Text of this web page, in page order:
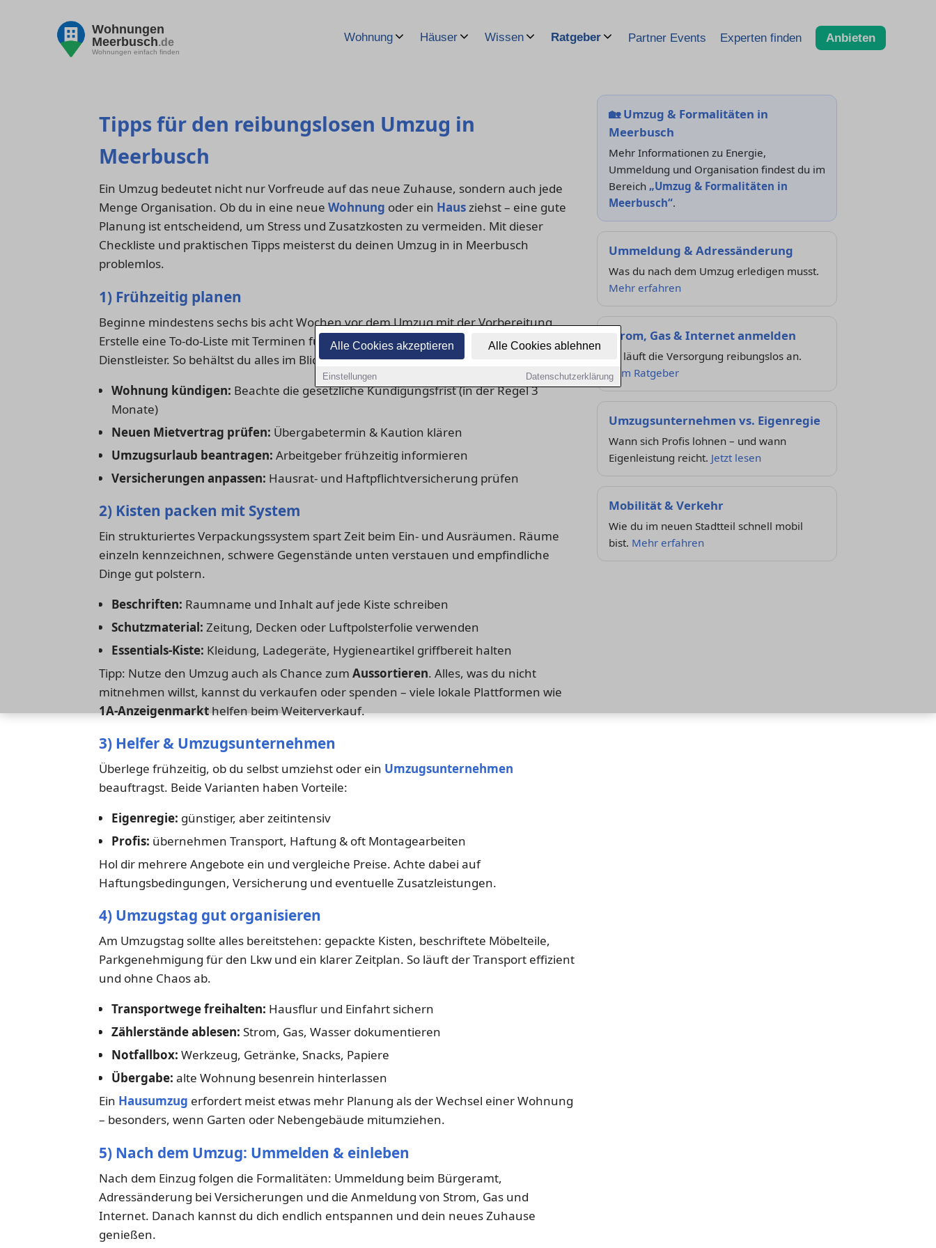
Alle Cookies akzeptieren Alle Cookies ablehnen
Einstellungen Datenschutzerklärung
Wohnungen
Meerbusch.de
Wohnungen einfach finden
Wohnung Häuser Wissen Ratgeber Partner Events Experten finden Anbieten
Tipps für den reibungslosen Umzug in
Meerbusch
Ein Umzug bedeutet nicht nur Vorfreude auf das neue Zuhause, sondern auch jede
Menge Organisation. Ob du in eine neue Wohnung oder ein Hausziehst – eine gute
Planung ist entscheidend, um Stress und Zusatzkosten zu vermeiden. Mit dieser
Checkliste und praktischen Tipps meisterst du deinen Umzug in in Meerbusch
problemlos.
1) Frühzeitig planen
Beginne mindestens sechs bis acht Wochen vor dem Umzug mit der Vorbereitung.
Erstelle eine To-do-Liste mit Terminen für Kündigungen, Ummeldungen und
Dienstleister. So behältst du alles im Blick.
Wohnung kündigen: Beachte die gesetzliche Kündigungsfrist (in der Regel 3
Monate)
Neuen Mietvertrag prüfen: Übergabetermin & Kaution klären
Umzugsurlaub beantragen: Arbeitgeber frühzeitig informieren
Versicherungen anpassen: Hausrat- und Haftpflichtversicherung prüfen
2) Kisten packen mit System
Ein strukturiertes Verpackungssystem spart Zeit beim Ein- und Ausräumen. Räume
einzeln kennzeichnen, schwere Gegenstände unten verstauen und empfindliche
Dinge gut polstern.
Beschriften: Raumname und Inhalt auf jede Kiste schreiben
Schutzmaterial: Zeitung, Decken oder Luftpolsterfolie verwenden
Essentials-Kiste: Kleidung, Ladegeräte, Hygieneartikel griffbereit halten
Tipp: Nutze den Umzug auch als Chance zum Aussortieren. Alles, was du nicht
mitnehmen willst, kannst du verkaufen oder spenden – viele lokale Plattformen wie
1A-Anzeigenmarkthelfen beim Weiterverkauf.
3) Helfer & Umzugsunternehmen
Überlege frühzeitig, ob du selbst umziehst oder ein Umzugsunternehmen
beauftragst. Beide Varianten haben Vorteile:
Eigenregie: günstiger, aber zeitintensiv
Profis: übernehmen Transport, Haftung & oft Montagearbeiten
Hol dir mehrere Angebote ein und vergleiche Preise. Achte dabei auf
Haftungsbedingungen, Versicherung und eventuelle Zusatzleistungen.
4) Umzugstag gut organisieren
Am Umzugstag sollte alles bereitstehen: gepackte Kisten, beschriftete Möbelteile,
Parkgenehmigung für den Lkw und ein klarer Zeitplan. So läuft der Transport effizient
und ohne Chaos ab.
Transportwege freihalten: Hausflur und Einfahrt sichern
Zählerstände ablesen: Strom, Gas, Wasser dokumentieren
Notfallbox: Werkzeug, Getränke, Snacks, Papiere
Übergabe: alte Wohnung besenrein hinterlassen
Ein Hausumzug erfordert meist etwas mehr Planung als der Wechsel einer Wohnung
– besonders, wenn Garten oder Nebengebäude mitumziehen.
5) Nach dem Umzug: Ummelden & einleben
Nach dem Einzug folgen die Formalitäten: Ummeldung beim Bürgeramt,
Adressänderung bei Versicherungen und die Anmeldung von Strom, Gas und
Internet. Danach kannst du dich endlich entspannen und dein neues Zuhause
genießen.
🏡Umzug & Formalitäten in
Meerbusch
Mehr Informationen zu Energie,
Ummeldung und Organisation findest du im
Bereich „Umzug & Formalitäten in
Meerbusch“.
Ummeldung & Adressänderung
Was du nach dem Umzug erledigen musst.
Mehr erfahren
Strom, Gas & Internet anmelden
So läuft die Versorgung reibungslos an.
Zum Ratgeber
Umzugsunternehmen vs. Eigenregie
Wann sich Profis lohnen – und wann
Eigenleistung reicht. Jetzt lesen
Mobilität & Verkehr
Wie du im neuen Stadtteil schnell mobil
bist. Mehr erfahren